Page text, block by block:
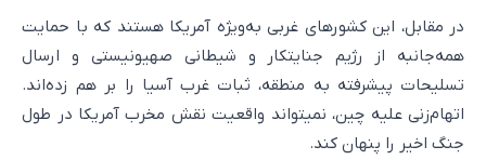
در مقابل، این کشورهای غربی به‌ویژه آمریکا هستند که با حمایت
همه‌جانبه از رژیم جنایتکار و شیطانی صهیونیستی و ارسال
تسلیحات پیشرفته به منطقه، ثبات غرب آسیا را بر هم زده‌اند.
اتهام‌زنی علیه چین، نمیتواند واقعیت نقش مخرب آمریکا در طول
جنگ اخیر را پنهان کند.